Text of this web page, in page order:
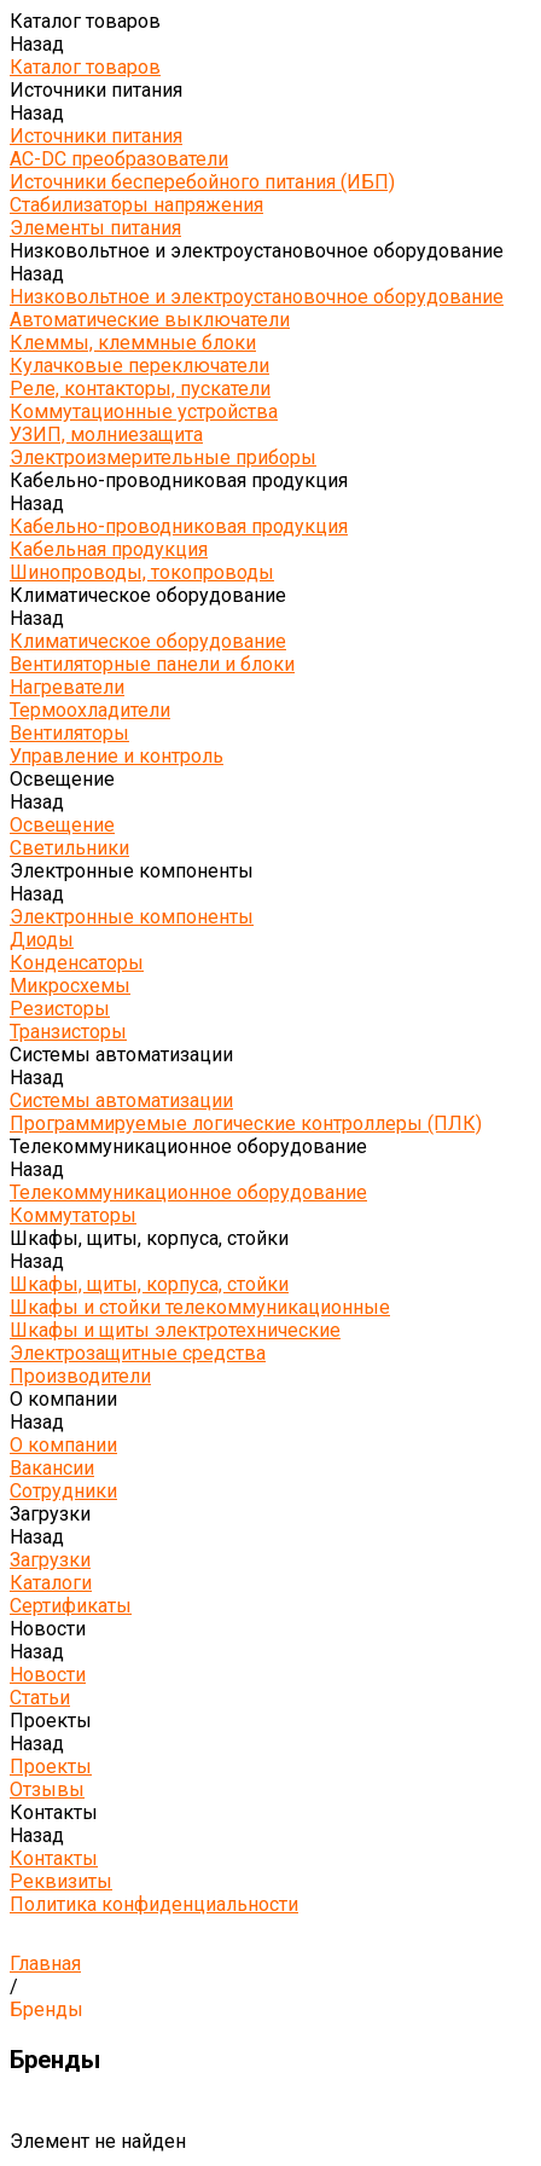
Каталог товаров
Назад
Каталог товаров
Источники питания
Назад
Источники питания
AC-DC преобразователи
Источники бесперебойного питания (ИБП)
Стабилизаторы напряжения
Элементы питания
Низковольтное и электроустановочное оборудование
Назад
Низковольтное и электроустановочное оборудование
Автоматические выключатели
Клеммы, клеммные блоки
Кулачковые переключатели
Реле, контакторы, пускатели
Коммутационные устройства
УЗИП, молниезащита
Электроизмерительные приборы
Кабельно-проводниковая продукция
Назад
Кабельно-проводниковая продукция
Кабельная продукция
Шинопроводы, токопроводы
Климатическое оборудование
Назад
Климатическое оборудование
Вентиляторные панели и блоки
Нагреватели
Термоохладители
Вентиляторы
Управление и контроль
Освещение
Назад
Освещение
Светильники
Электронные компоненты
Назад
Электронные компоненты
Диоды
Конденсаторы
Микросхемы
Резисторы
Транзисторы
Системы автоматизации
Назад
Системы автоматизации
Программируемые логические контроллеры (ПЛК)
Телекоммуникационное оборудование
Назад
Телекоммуникационное оборудование
Коммутаторы
Шкафы, щиты, корпуса, стойки
Назад
Шкафы, щиты, корпуса, стойки
Шкафы и стойки телекоммуникационные
Шкафы и щиты электротехнические
Электрозащитные средства
Производители
О компании
Назад
О компании
Вакансии
Сотрудники
Загрузки
Назад
Загрузки
Каталоги
Сертификаты
Новости
Назад
Новости
Статьи
Проекты
Назад
Проекты
Отзывы
Контакты
Назад
Контакты
Реквизиты
Политика конфиденциальности
Главная
/
Бренды
Бренды
Элемент не найден